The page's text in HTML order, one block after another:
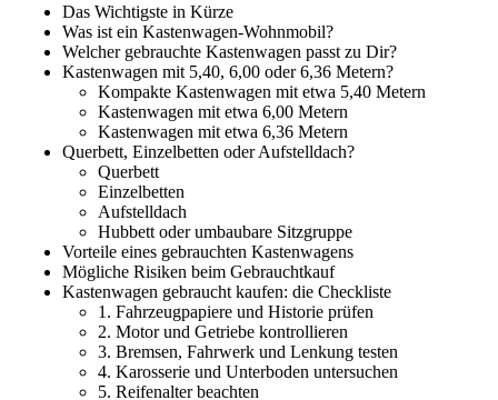
Das Wichtigste in Kürze
Was ist ein Kastenwagen-Wohnmobil?
Welcher gebrauchte Kastenwagen passt zu Dir?
Kastenwagen mit 5,40, 6,00 oder 6,36 Metern?
Kompakte Kastenwagen mit etwa 5,40 Metern
Kastenwagen mit etwa 6,00 Metern
Kastenwagen mit etwa 6,36 Metern
Querbett, Einzelbetten oder Aufstelldach?
Querbett
Einzelbetten
Aufstelldach
Hubbett oder umbaubare Sitzgruppe
Vorteile eines gebrauchten Kastenwagens
Mögliche Risiken beim Gebrauchtkauf
Kastenwagen gebraucht kaufen: die Checkliste
1. Fahrzeugpapiere und Historie prüfen
2. Motor und Getriebe kontrollieren
3. Bremsen, Fahrwerk und Lenkung testen
4. Karosserie und Unterboden untersuchen
5. Reifenalter beachten